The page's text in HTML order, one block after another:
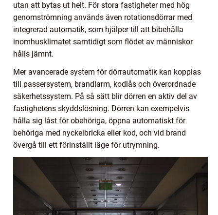
utan att bytas ut helt. För stora fastigheter med hög
genomströmning används även rotationsdörrar med
integrerad automatik, som hjälper till att bibehålla
inomhusklimatet samtidigt som flödet av människor
hålls jämnt.
Mer avancerade system för dörrautomatik kan kopplas
till passersystem, brandlarm, kodlås och överordnade
säkerhetssystem. På så sätt blir dörren en aktiv del av
fastighetens skyddslösning. Dörren kan exempelvis
hålla sig låst för obehöriga, öppna automatiskt för
behöriga med nyckelbricka eller kod, och vid brand
övergå till ett förinställt läge för utrymning.